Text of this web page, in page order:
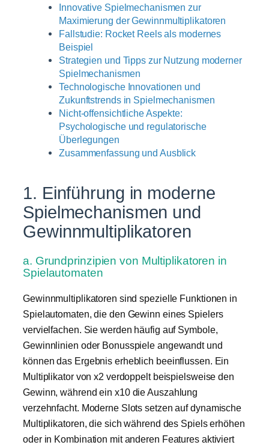
Innovative Spielmechanismen zur
Maximierung der Gewinnmultiplikatoren
Fallstudie: Rocket Reels als modernes
Beispiel
Strategien und Tipps zur Nutzung moderner
Spielmechanismen
Technologische Innovationen und
Zukunftstrends in Spielmechanismen
Nicht-offensichtliche Aspekte:
Psychologische und regulatorische
Überlegungen
Zusammenfassung und Ausblick
1. Einführung in moderne
Spielmechanismen und
Gewinnmultiplikatoren
a. Grundprinzipien von Multiplikatoren in
Spielautomaten
Gewinnmultiplikatoren sind spezielle Funktionen in
Spielautomaten, die den Gewinn eines Spielers
vervielfachen. Sie werden häufig auf Symbole,
Gewinnlinien oder Bonusspiele angewandt und
können das Ergebnis erheblich beeinflussen. Ein
Multiplikator von x2 verdoppelt beispielsweise den
Gewinn, während ein x10 die Auszahlung
verzehnfacht. Moderne Slots setzen auf dynamische
Multiplikatoren, die sich während des Spiels erhöhen
oder in Kombination mit anderen Features aktiviert